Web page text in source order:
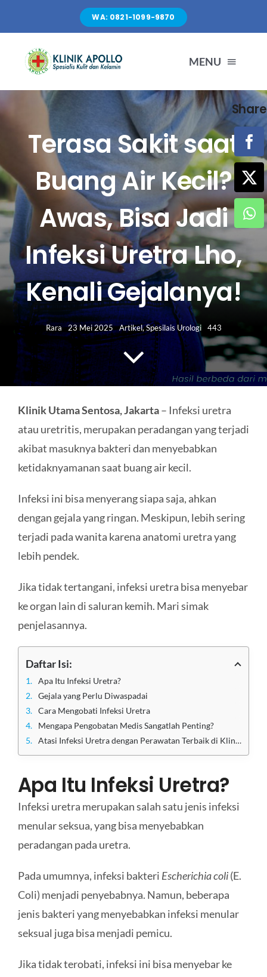
content
WA: 0821-1099-9870
MENU
TENTANG KAMI
LAYANAN
FASILITAS
ARTIKEL
HUBUNGI KAMI
Search
for:
Terasa Sakit saat
Buang Air Kecil?
Awas, Bisa Jadi
Infeksi Uretra Lho,
Kenali Gejalanya!
Rara 23 Mei 2025 Artikel,Spesilais Urologi 443
Klinik Utama Sentosa, Jakarta– Infeksi uretra
atau uretritis, merupakan peradangan yang terjadi
akibat masuknya bakteri dan menyebabkan
ketidaknyamanan saat buang air kecil.
Infeksi ini bisa menyerang siapa saja, ahkan
dengan gejala yang ringan. Meskipun, lebih sering
terjadi pada wanita karena anatomi uretra yang
lebih pendek.
Jika tidak tertangani, infeksi uretra bisa menyebar
ke organ lain di saluran kemih. Mari simak
penjelasannya.
Daftar Isi:
Apa Itu Infeksi Uretra?
Gejala yang Perlu Diwaspadai
Cara Mengobati Infeksi Uretra
Mengapa Pengobatan Medis Sangatlah Penting?
Atasi Infeksi Uretra dengan Perawatan Terbaik di Klinik Utama Sentosa
Apa Itu Infeksi Uretra?
Infeksi uretra merupakan salah satu jenis infeksi
menular seksua, yang bisa menyebabkan
peradangan pada uretra.
Pada umumnya, infeksi bakteri Escherichia coli(E.
Coli) menjadi penyebabnya. Namun, beberapa
jenis bakteri yang menyebabkan infeksi menular
seksual juga bisa menjadi pemicu.
Jika tidak terobati, infeksi ini bisa menyebar ke
Share